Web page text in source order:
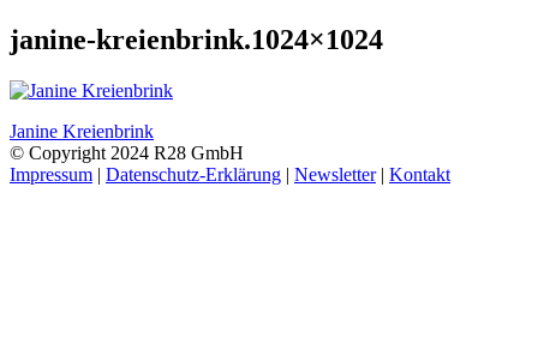
janine-kreienbrink.1024×1024
Janine Kreienbrink
© Copyright 2024 R28 GmbH
Impressum | Datenschutz-Erklärung | Newsletter| Kontakt